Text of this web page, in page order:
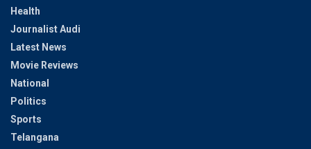
Health
Journalist Audi
Latest News
Movie Reviews
National
Politics
Sports
Telangana